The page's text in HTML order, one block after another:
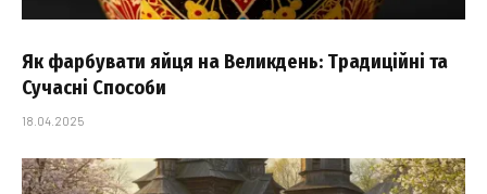
Як фарбувати яйця на Великдень: Традиційні та
Сучасні Способи
18.04.2025